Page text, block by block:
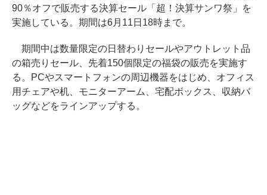
90％オフで販売する決算セール「超！決算サンワ祭」を
実施している。期間は6月11日18時まで。
期間中は数量限定の日替わりセールやアウトレット品
の箱売りセール、先着150個限定の福袋の販売を実施す
る。PCやスマートフォンの周辺機器をはじめ、オフィス
用チェアや机、モニターアーム、宅配ボックス、収納バ
ッグなどをラインアップする。